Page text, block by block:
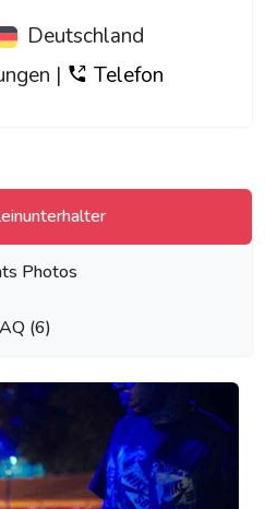
Deutschland
| Telefon
Photos
(6)